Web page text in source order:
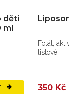
děti
ml
Folát,
listové
350 Kč